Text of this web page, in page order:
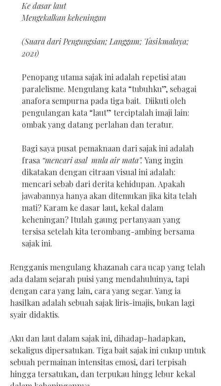
Ke dasar laut
Mengekalkan keheningan
(Suara dari Pengungsian; Langgam; Tasikmalaya;
2021)
Penopang utama sajak ini adalah repetisi atau
paralelisme. Mengulang kata “tubuhku”, sebagai
anafora sempurna pada tiga bait. Diikuti oleh
pengulangan kata “laut” terciptalah imaji lain:
ombak yang datang perlahan dan teratur.
Bagi saya pusat pemaknaan dari sajak ini adalah
frasa “mencari asal mula air mata”. Yang ingin
dikatakan dengan citraan visual ini adalah:
mencari sebab dari derita kehidupan. Apakah
jawabannya hanya akan ditemukan jika kita telah
mati? Karam ke dasar laut, kekal dalam
keheningan? Itulah gaung pertanyaan yang
tersisa setelah kita terombang-ambing bersama
sajak ini.
Rengganis mengulang khazanah cara ucap yang telah
ada dalam sejarah puisi yang mendahuluinya, tapi
dengan cara yang lain, cara yang segar. Yang ia
hasilkan adalah sebuah sajak liris-imajis, bukan lagi
syair didaktis.
Aku dan laut dalam sajak ini, dihadap-hadapkan,
sekaligus dipersatukan. Tiga bait sajak ini cukup untuk
sebuah permainan intensitas emosi, dari terpisah
hingga tersatukan, dan terpukau hingg lebur kekal